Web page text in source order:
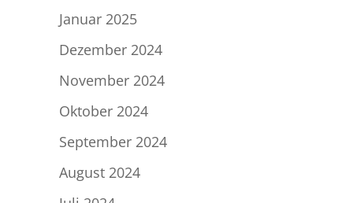
Januar 2025
Dezember 2024
November 2024
Oktober 2024
September 2024
August 2024